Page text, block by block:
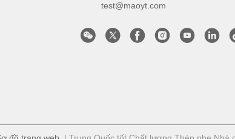
test@maoyt.com